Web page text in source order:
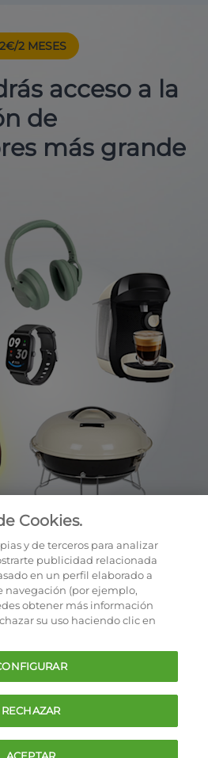
2 MESES
acceso a la
de
más grande
Cookies
de privacidad
de la oferta
FAQ
Cookies.
y de terceros para analizar
publicidad relacionada
en un perfil elaborado a
navegación (por ejemplo,
obtener más información
su uso haciendo clic en
RECHAZAR